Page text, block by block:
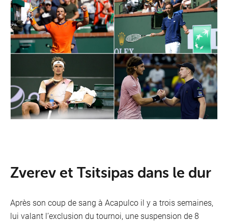
Zverev et Tsitsipas dans le dur
Après son coup de sang à Acapulco il y a trois semaines,
lui valant l’exclusion du tournoi, une suspension de 8